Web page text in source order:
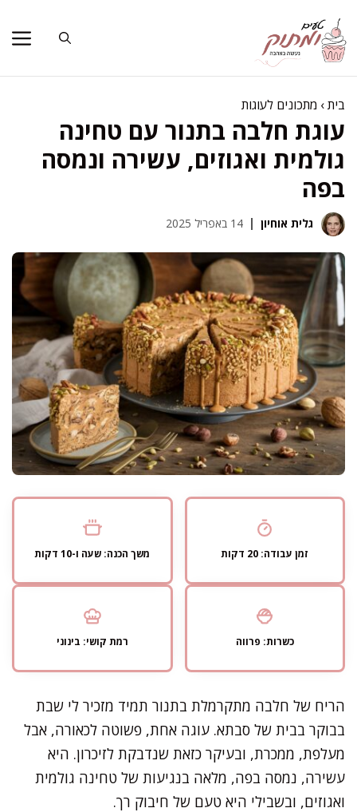
לתוכן
בית› מתכונים לעוגות
עוגת חלבה בתנור עם טחינה
גולמית ואגוזים, עשירה ונמסה
בפה
גלית אוחיון 14 באפריל 2025
זמן עבודה: 20 דקות משך הכנה: שעה ו-10 דקות
כשרות: פרווה רמת קושי: בינוני
הריח של חלבה מתקרמלת בתנור תמיד מזכיר לי שבת
בבוקר בבית של סבתא. עוגה אחת, פשוטה לכאורה, אבל
מעלפת, ממכרת, ובעיקר כזאת שנדבקת לזיכרון. היא
עשירה, נמסה בפה, מלאה בנגיעות של טחינה גולמית
ואגוזים, ובשבילי היא טעם של חיבוק רך.